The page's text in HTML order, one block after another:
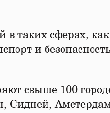
в таких сферах,
и
свыше 100
Сидней,